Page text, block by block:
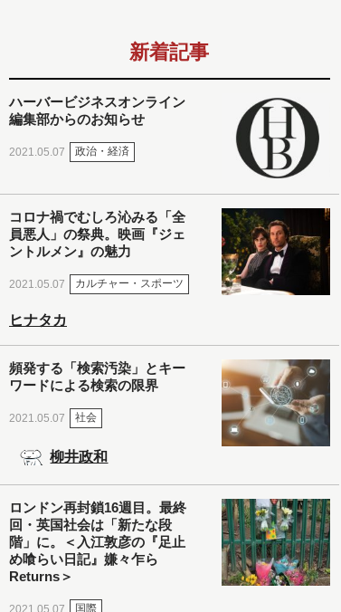
新着記事
ハーバービジネスオンライン
編集部からのお知らせ
2021.05.07 政治・経済
コロナ禍でむしろ沁みる「全
員悪人」の祭典。映画『ジェ
ントルメン』の魅力
2021.05.07 カルチャー・スポーツ
ヒナタカ
頻発する「検索汚染」とキー
ワードによる検索の限界
2021.05.07 社会
柳井政和
ロンドン再封鎖16週目。最終
回・英国社会は「新たな段
階」に。＜入江敦彦の『足止
め喰らい日記』嫌々乍ら
Returns＞
2021.05.07 国際